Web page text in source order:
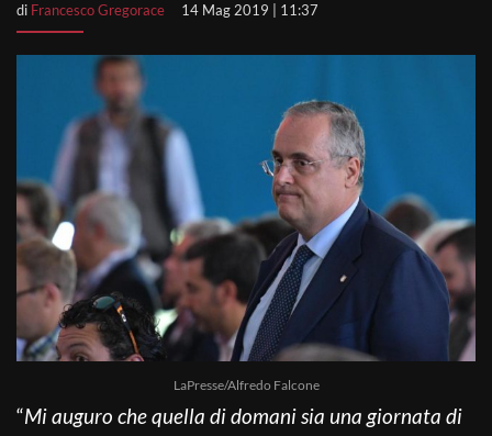
di Francesco Gregorace 14 Mag 2019 | 11:37
LaPresse/Alfredo Falcone
“Mi auguro che quella di domani sia una giornata di